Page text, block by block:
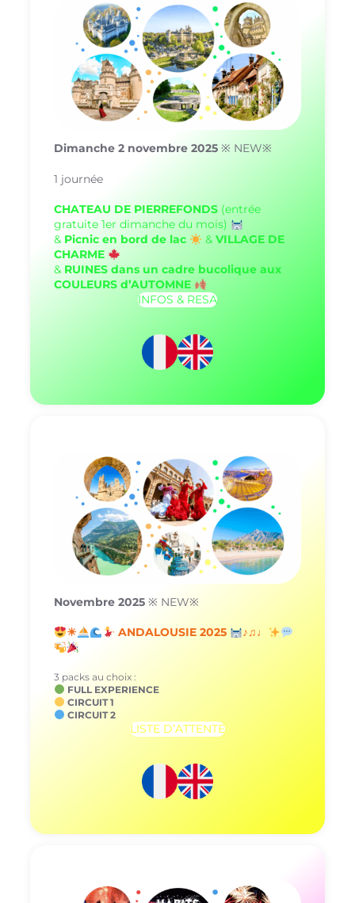
Dimanche 2 novembre 2025 ※ NEW※
1 journée
CHATEAU DE PIERREFONDS (entrée
gratuite 1er dimanche du mois)
& Picnic en bord de lac & VILLAGE DE
CHARME
& RUINES dans un cadre bucolique aux
COULEURS d’AUTOMNE
INFOS & RESA
Novembre 2025 ※ NEW※
☀ ANDALOUSIE 2025 ♪♫♩
3 packs au choix :
FULL EXPERIENCE
CIRCUIT 1
CIRCUIT 2
LISTE D’ATTENTE